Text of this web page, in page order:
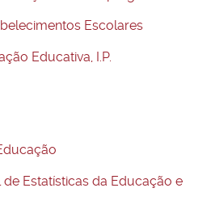
Escolares
Educativa, I.P.
de Estatísticas da Educação e